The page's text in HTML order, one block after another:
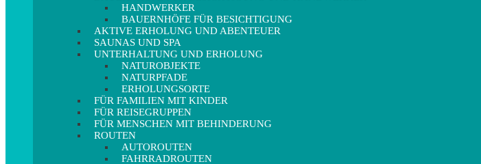
HANDWERKER
BAUERNHÖFE FÜR BESICHTIGUNG
AKTIVE ERHOLUNG UND ABENTEUER
SAUNAS UND SPA
UNTERHALTUNG UND ERHOLUNG
NATUROBJEKTE
NATURPFADE
ERHOLUNGSORTE
FÜR FAMILIEN MIT KINDER
FÜR REISEGRUPPEN
FÜR MENSCHEN MIT BEHINDERUNG
ROUTEN
AUTOROUTEN
FAHRRADROUTEN